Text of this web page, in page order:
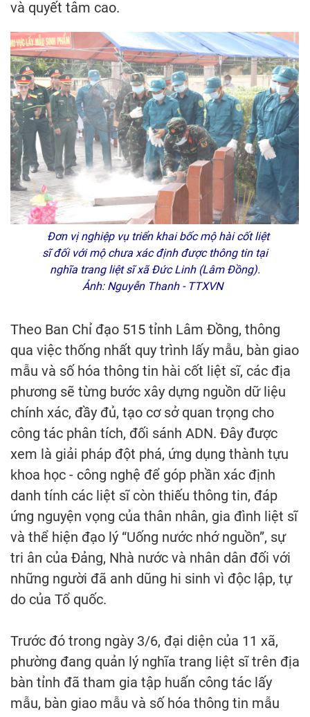
và quyết tâm cao.
Đơn vị nghiệp vụ triển khai bốc mộ hài cốt liệt
sĩ đối với mộ chưa xác định được thông tin tại
nghĩa trang liệt sĩ xã Đức Linh (Lâm Đồng).
Ảnh: Nguyễn Thanh - TTXVN
Theo Ban Chỉ đạo 515 tỉnh Lâm Đồng, thông
qua việc thống nhất quy trình lấy mẫu, bàn giao
mẫu và số hóa thông tin hài cốt liệt sĩ, các địa
phương sẽ từng bước xây dựng nguồn dữ liệu
chính xác, đầy đủ, tạo cơ sở quan trọng cho
công tác phân tích, đối sánh ADN. Đây được
xem là giải pháp đột phá, ứng dụng thành tựu
khoa học - công nghệ để góp phần xác định
danh tính các liệt sĩ còn thiếu thông tin, đáp
ứng nguyện vọng của thân nhân, gia đình liệt sĩ
và thể hiện đạo lý “Uống nước nhớ nguồn”, sự
tri ân của Đảng, Nhà nước và nhân dân đối với
những người đã anh dũng hi sinh vì độc lập, tự
do của Tổ quốc.
Trước đó trong ngày 3/6, đại diện của 11 xã,
phường đang quản lý nghĩa trang liệt sĩ trên địa
bàn tỉnh đã tham gia tập huấn công tác lấy
mẫu, bàn giao mẫu và số hóa thông tin mẫu